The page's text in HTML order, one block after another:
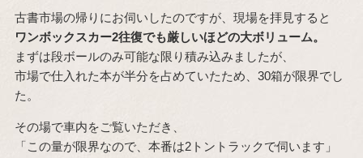
古書市場の帰りにお伺いしたのですが、現場を拝見すると
ワンボックスカー2往復でも厳しいほどの大ボリューム。
まずは段ボールのみ可能な限り積み込みましたが、
市場で仕入れた本が半分を占めていたため、30箱が限界でし
た。
その場で車内をご覧いただき、
「この量が限界なので、本番は2トントラックで伺います」